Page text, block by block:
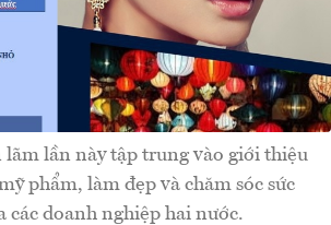
lãm lần này tập trung vào giới thiệu
phẩm, làm đẹp và chăm sóc sức
các doanh nghiệp hai nước.